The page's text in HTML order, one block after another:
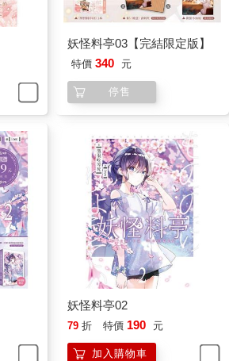
妖怪料亭03【完結限定版】
特價 340 元
停售
妖怪料亭02
79 折 特價 190 元
加入購物車